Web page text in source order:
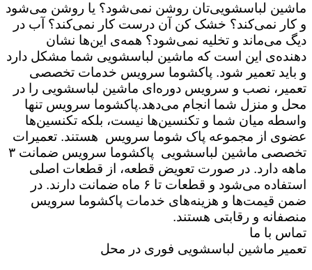
ماشین لباسشویی‌تان روشن نمی‌شود؟ یا روشن می‌شود
و کار نمی‌کند؟ خشک کن آن درست کار نمی‌کند؟ آب در
دیگ می‌ماند و تخلیه نمی‌شود؟ همه‌ی این‌ها نشان
دهنده‌ی این است که ماشین لباسشویی شما مشکل دارد
و باید تعمیر شود. پاکشوما سرویس خدمات تخصصی
تعمیر، نصب و سرویس دوره‌ای ماشین لباسشویی را در
محل و منزل شما انجام می‌دهد.پاکشوما سرویس تنها
واسطه میان شما و تکنسین‌ها نیست، بلکه تکنسین‌ها
عضوی از مجموعه پاک شوما سرویس هستند. تعمیرات
تخصصی ماشین لباسشویی پاکشوما سرویس ضمانت ۳
ماهه دارد. در صورت تعویض قطعه، از قطعات اصلی
استفاده می‌شود و قطعات تا ۶ ماه ضمانت دارند. در
ضمن قیمت‌ها و هزینه‌های خدمات پاکشوما سرویس
منصفانه و رقابتی هستند.
تماس با ما
تعمیر ماشین لباسشویی فوری در محل